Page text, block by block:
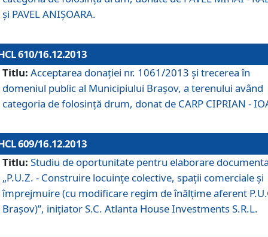
şi PAVEL ANIŞOARA.
610/16.12.2013
Titlu: Acceptarea donaţiei nr. 1061/2013 şi trecerea în
domeniul public al Municipiului Braşov, a terenului având
categoria de folosinţă drum, donat de CARP CIPRIAN -
609/16.12.2013
Titlu: Studiu de oportunitate pentru elaborare
„P.U.Z. - Construire locuinţe colective, spaţii comerciale şi
împrejmuire (cu modificare regim de înălţime aferent
Braşov)”, iniţiator S.C. Atlanta House Investments S.R.L.